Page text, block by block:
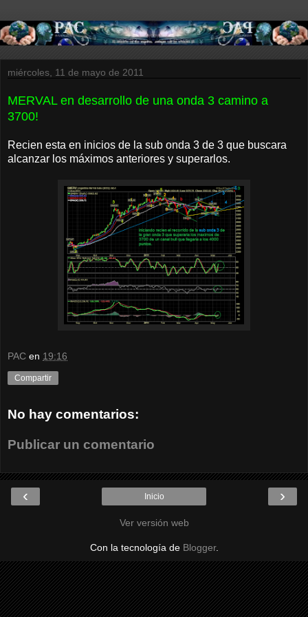
miércoles, 11 de mayo de 2011
MERVAL en desarrollo de una onda 3 camino a
3700!
Recien esta en inicios de la sub onda 3 de 3 que buscara
alcanzar los máximos anteriores y superarlos.
PAC en 19:16
Compartir
No hay comentarios:
Publicar un comentario
‹ ›
Inicio
Ver versión web
Con la tecnología de Blogger.